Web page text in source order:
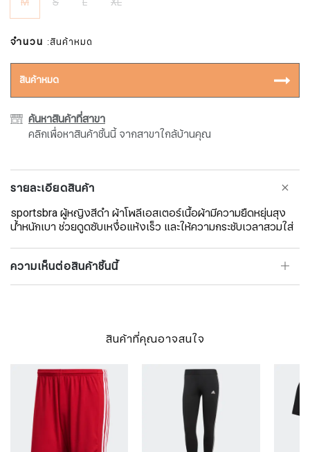
จำนวน :สินค้าหมด
สินค้าหมด
ค้นหาสินค้าที่สาขา
คลิกเพื่อหาสินค้าชิ้นนี้ จากสาขาใกล้บ้านคุณ
รายละเอียดสินค้า
sportsbra ผู้หญิงสีดำ ผ้าโพลีเอสเตอร์เนื้อผ้ามีความยืดหยุ่นสุง
น้ำหนักเบา ช่วยดูดซับเหงื่อแห้งเร็ว และให้ความกระชับเวลาสวมใส่
ความเห็นต่อสินค้าชิ้นนี้
สินค้าที่คุณอาจสนใจ